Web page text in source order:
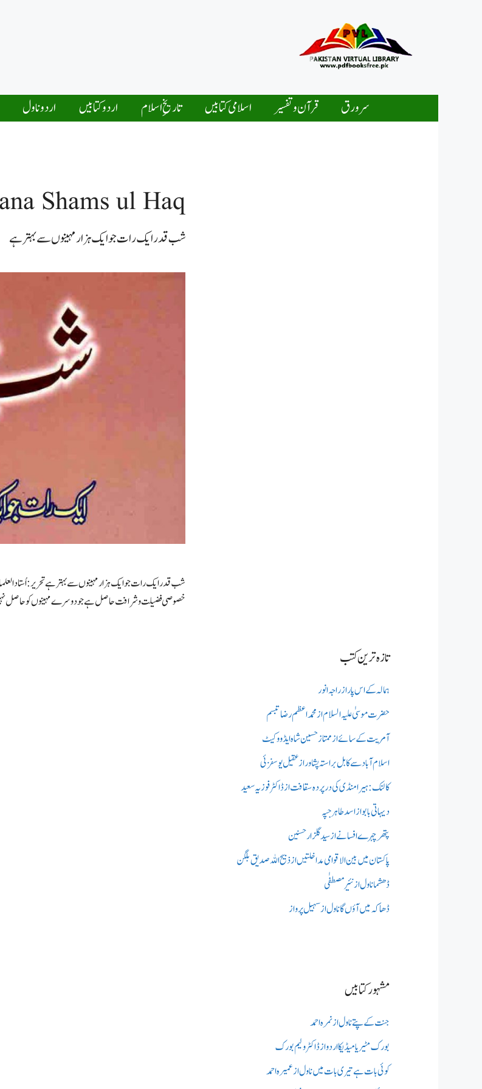
سرورق قرآن و تفسیر اسلامی کتابیں تاریخِ اسلام اردو کتابیں اردو ناول
Shams ul Haq
شب قدر ایک رات جو ایک ہزار مہینوں سے بہتر ہے
شب قدر ایک رات جو ایک ہزار مہینوں سے بہتر ہے تحریر: اُستاد
خصوصی فضیلت و شرافت حاصل ہے جو دوسرے مہینوں کو حاصل
تازہ ترین کتب
ہمالہ کے اس پار از راجہ انور
حضرت موسیٰ علیہ السلام از محمد اعظم رضا تبسم
آمریت کے سائے از ممتاز حسین شاہ ایڈووکیٹ
اسلام آباد سے کابل براستہ پشاور از عقیل یوسفزئی
کالنک: ہیرا منڈی کی در پردہ سقافت از ڈاکٹر فوزیہ سعید
دیہاتی بابو از اسد طاہر جپہ
پتھر چہرے افسانے از سید گلزار حسنین
پاکستان میں بین الاقوامی مداخلتیں از ذبیح اللہ صدیق بلگن
ڈھشما ناول از نئیر مصطفٰی
ڈھاکہ میں آؤں گا ناول از سہیل پرواز
مشہور کتابیں
جنت کے پتے ناول از نمرہ احمد
بورک مٹیریا میڈیکااردو از ڈاکٹر ولیم بورک
کوئی بات ہے تیری بات میں ناول از عمیرہ احمد